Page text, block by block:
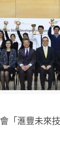
「滙豐未來技